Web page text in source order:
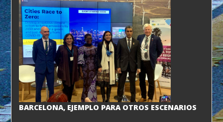
BARCELONA, EJEMPLO PARA OTROS ESCENARIOS